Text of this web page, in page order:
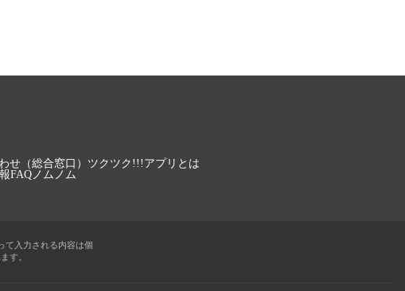
せ（総合窓口） ツクツク!!!アプリとは
FAQノムノム
て入力される内容は個
す。